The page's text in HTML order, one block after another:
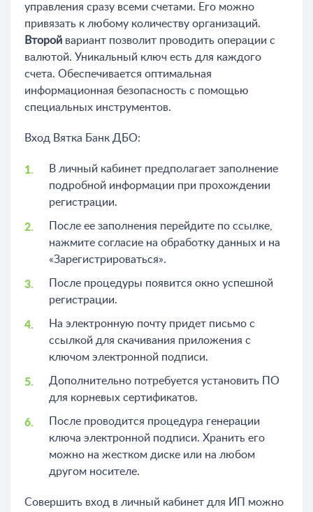
управления сразу всеми счетами. Его можно
привязать к любому количеству организаций.
Второй вариант позволит проводить операции с
валютой. Уникальный ключ есть для каждого
счета. Обеспечивается оптимальная
информационная безопасность с помощью
специальных инструментов.
Вход Вятка Банк ДБО:
В личный кабинет предполагает заполнение
подробной информации при прохождении
регистрации.
После ее заполнения перейдите по ссылке,
нажмите согласие на обработку данных и на
«Зарегистрироваться».
После процедуры появится окно успешной
регистрации.
На электронную почту придет письмо с
ссылкой для скачивания приложения с
ключом электронной подписи.
Дополнительно потребуется установить ПО
для корневых сертификатов.
После проводится процедура генерации
ключа электронной подписи. Хранить его
можно на жестком диске или на любом
другом носителе.
Совершить вход в личный кабинет для ИП можно